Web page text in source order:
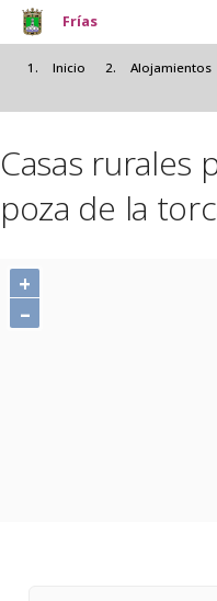
Pasar al
Frías
Inicio Alojamientos
Casas rurales
poza de la
+
–